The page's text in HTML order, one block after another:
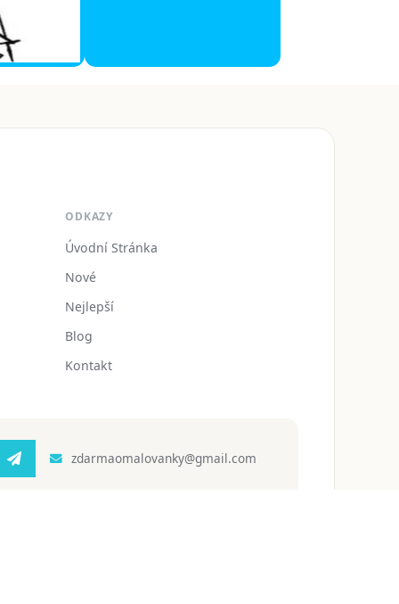
ODKAZY
Úvodní Stránka
Nové
Nejlepší
Blog
Kontakt
zdarmaomalovanky@gmail.com